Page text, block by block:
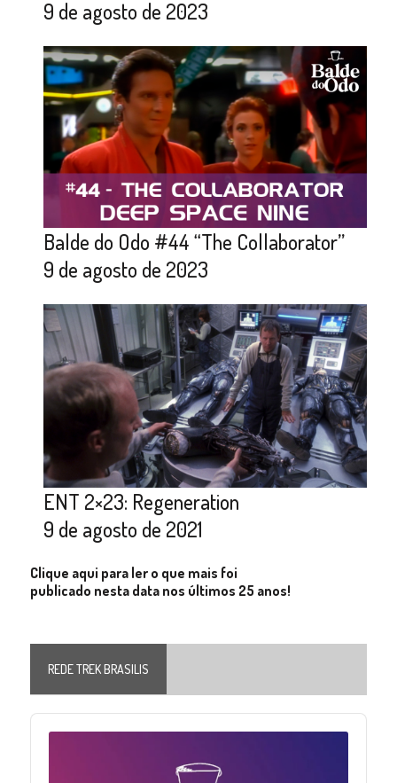
9 de agosto de 2023
Balde do Odo #44 “The Collaborator”
9 de agosto de 2023
ENT 2×23: Regeneration
9 de agosto de 2021
Clique aqui para ler o que mais foi
publicado nesta data nos últimos 25 anos!
REDE TREK BRASILIS
Audio
Player